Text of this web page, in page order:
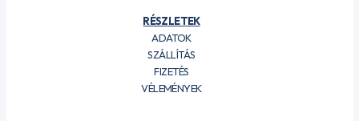
RÉSZLETEK
ADATOK
SZÁLLÍTÁS
FIZETÉS
VÉLEMÉNYEK